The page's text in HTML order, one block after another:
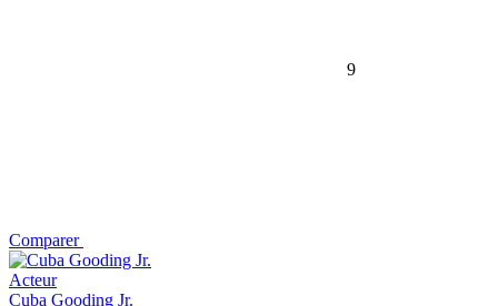
9
Comparer
Acteur
Cuba Gooding Jr.